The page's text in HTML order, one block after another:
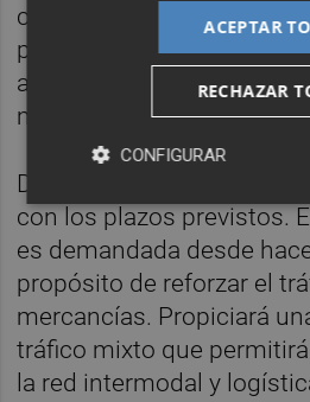
con un presupuesto de
plazo de ejecución de 8
aérea se alimentará
mediterráneo y la
De esta manera, el acceso
con los plazos previstos.
es demandada desde
propósito de reforzar el
mercancías. Propiciará
tráfico mixto que
la red intermodal y
ACEPTAR
RECHAZAR
CONFIGURAR